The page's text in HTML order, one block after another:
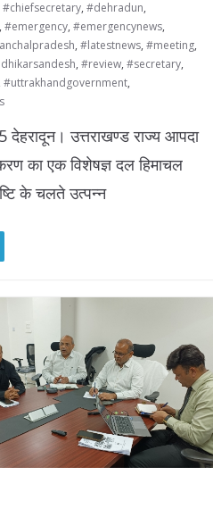
#chiefsecretary,#dehradun,
,#emergency,#emergencynews,
,#latestnews,#meeting,
,#review,#secretary,
,#uttrakhandgovernment,
उत्तराखण्ड राज्य आपदा
का एक विशेषज्ञ दल हिमाचल
के चलते उत्पन्न